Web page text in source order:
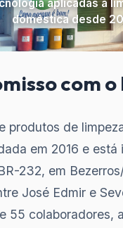
aplicadas à
doméstica desde
com
produtos de
em 2016 e está
232, em
José Edmir e
55 colaboradores,